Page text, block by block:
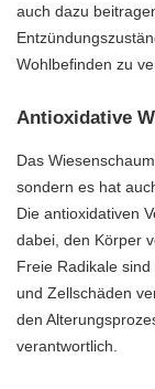
auch dazu
Wohlbefinden zu
Antioxidative
Das
sondern es hat
Die antioxidativen
dabei, den Körper
Freie Radikale
und Zellschäden
den
verantwortlich.